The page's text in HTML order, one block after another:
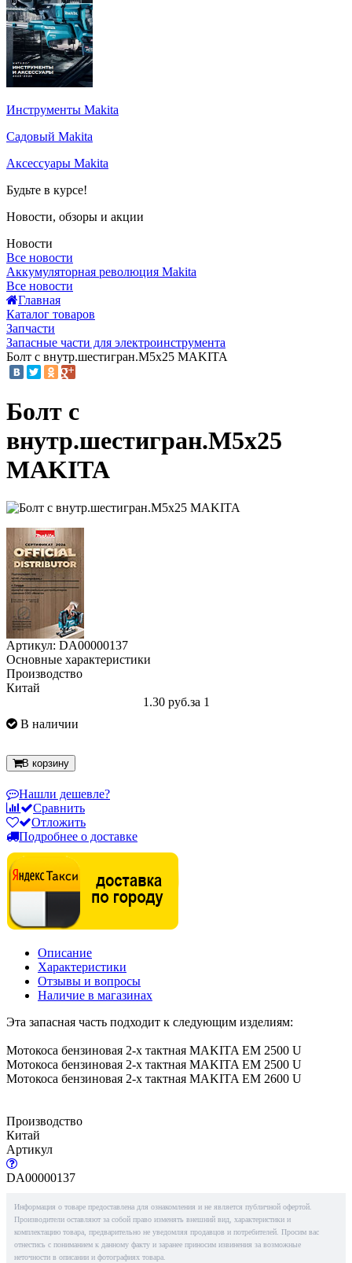
Инструменты Makita
Садовый Makita
Аксессуары Makita
Будьте в курсе!
Новости, обзоры и акции
Новости
Все новости
Аккумуляторная революция Makita
Все новости
Главная
Каталог товаров
Запчасти
Запасные части для электроинструмента
Болт с внутр.шестигран.M5x25 MAKITA
Болт с
внутр.шестигран.M5x25
MAKITA
Артикул: DA00000137
Основные характеристики
Производство
Китай
1.30 руб.за 1
В наличии
В корзину
Нашли дешевле?
Сравнить
Отложить
Подробнее о доставке
Описание
Характеристики
Отзывы и вопросы
Наличие в магазинах
Эта запасная часть подходит к следующим изделиям:
Мотокоса бензиновая 2-х тактная MAKITA EM 2500 U
Мотокоса бензиновая 2-х тактная MAKITA EM 2500 U
Мотокоса бензиновая 2-х тактная MAKITA EM 2600 U
Производство
Китай
Артикул
DA00000137
Информация о товаре предоставлена для ознакомления и не является публичной офертой.
Производители оставляют за собой право изменять внешний вид, характеристики и
комплектацию товара, предварительно не уведомляя продавцов и потребителей. Просим вас
отнестись с пониманием к данному факту и заранее приносим извинения за возможные
неточности в описании и фотографиях товара.